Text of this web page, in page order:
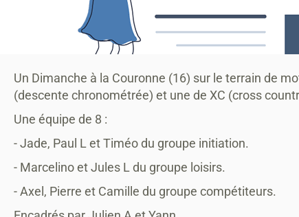
COMPTE RENDU TRJV LA
Un Dimanche à la Couronne (16) sur le terrain de
(descente chronométrée) et une de XC (cross
Une équipe de 8 :
- Jade, Paul L et Timéo du groupe initiation.
- Marcelino et Jules L du groupe loisirs.
- Axel, Pierre et Camille du groupe compétiteurs.